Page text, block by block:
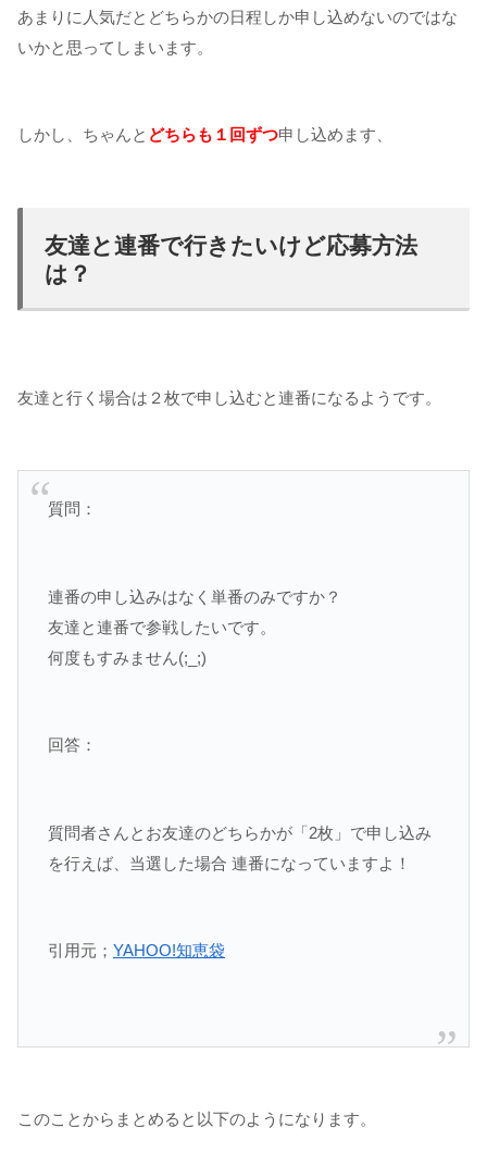
あまりに人気だとどちらかの日程しか申し込めないのではな
いかと思ってしまいます。
しかし、ちゃんと どちらも１回ずつ申し込めます、
友達と連番で行きたいけど応募方法
は？
友達と行く場合は２枚で申し込むと連番になるようです。
質問：
連番の申し込みはなく単番のみですか？
友達と連番で参戦したいです。
何度もすみません(;_;)
回答：
質問者さんとお友達のどちらかが「2枚」で申し込み
を行えば、当選した場合 連番になっていますよ！
引用元； YAHOO!知恵袋
このことからまとめると以下のようになります。